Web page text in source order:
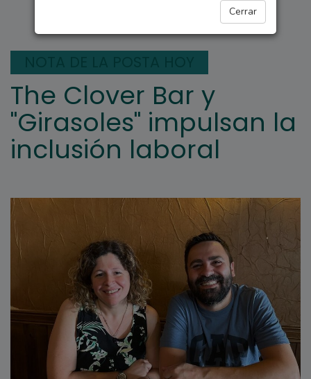
Cerrar
The Clover Bar y
"Girasoles" impulsan la
inclusión laboral